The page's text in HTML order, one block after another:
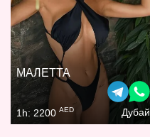
МАЛЕТТА
1h: 2200 AED Дубай